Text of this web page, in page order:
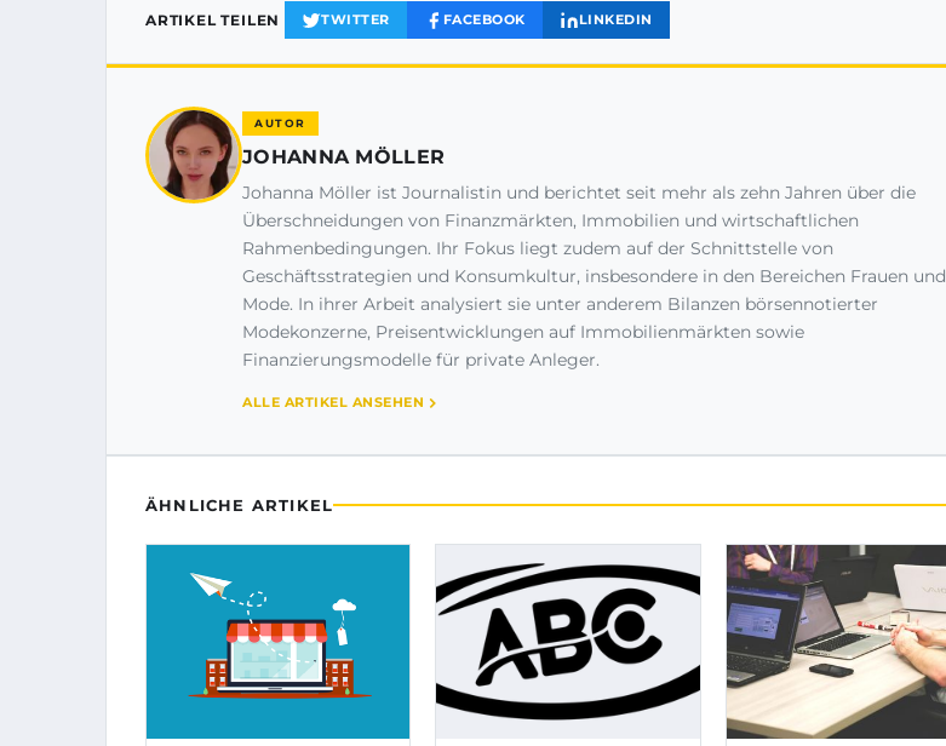
ARTIKEL TEILEN TWITTER FACEBOOK LINKEDIN
AUTOR
JOHANNA MÖLLER
Johanna Möller ist Journalistin und berichtet seit mehr als zehn Jahren über die
Überschneidungen von Finanzmärkten, Immobilien und wirtschaftlichen
Rahmenbedingungen. Ihr Fokus liegt zudem auf der Schnittstelle von
Geschäftsstrategien und Konsumkultur, insbesondere in den Bereichen Frauen und
Mode. In ihrer Arbeit analysiert sie unter anderem Bilanzen börsennotierter
Modekonzerne, Preisentwicklungen auf Immobilienmärkten sowie
Finanzierungsmodelle für private Anleger.
ALLE ARTIKEL ANSEHEN
ÄHNLICHE ARTIKEL